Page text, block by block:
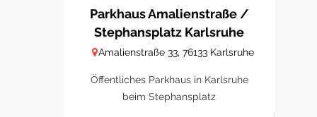
Parkhaus Amalienstraße /
Stephansplatz Karlsruhe
Amalienstraße 33, 76133 Karlsruhe
Öffentliches Parkhaus in Karlsruhe
beim Stephansplatz